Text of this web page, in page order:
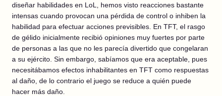
diseñar habilidades en LoL, hemos visto reacciones bastante
intensas cuando provocan una pérdida de control o inhiben la
habilidad para efectuar acciones previsibles. En TFT, el rasgo
de gélido inicialmente recibió opiniones muy fuertes por parte
de personas a las que no les parecía divertido que congelaran
a su ejército. Sin embargo, sabíamos que era aceptable, pues
necesitábamos efectos inhabilitantes en TFT como respuestas
al daño, de lo contrario el juego se reduce a quién puede
hacer más daño.